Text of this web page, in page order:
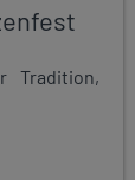
Tradition,